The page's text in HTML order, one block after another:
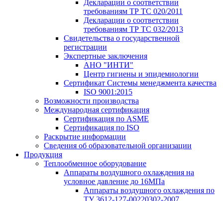
Декларации о соответствии
требованиям ТР ТС 020/2011
Декларации о соответствии
требованиям ТР ТС 032/2013
Свидетельства о государственной
регистрации
Экспертные заключения
АНО "ИНТИ"
Центр гигиены и эпидемиологии
Сертификат Системы менеджмента качества
ISO 9001:2015
Возможности производства
Международная сертификация
Сертификация по ASME
Сертификация по ISO
Раскрытие информации
Сведения об образовательной организации
Продукция
Теплообменное оборудование
Аппараты воздушного охлаждения на
условное давление до 16МПа
Аппараты воздушного охлаждения по
ТУ 3612-127-00220302-2007